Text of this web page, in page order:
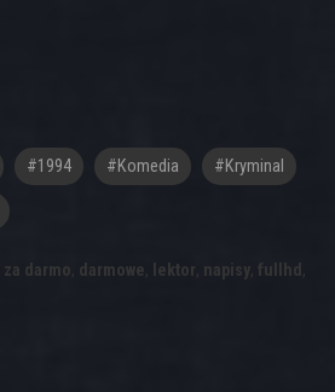
#1994 #komedia #kryminal
za darmo, darmowe, lektor, napisy, fullhd ,